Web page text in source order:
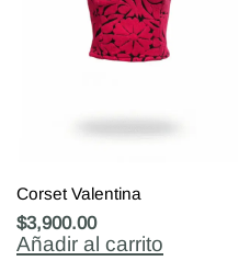
Corset Valentina
$3,900.00
Añadir al carrito